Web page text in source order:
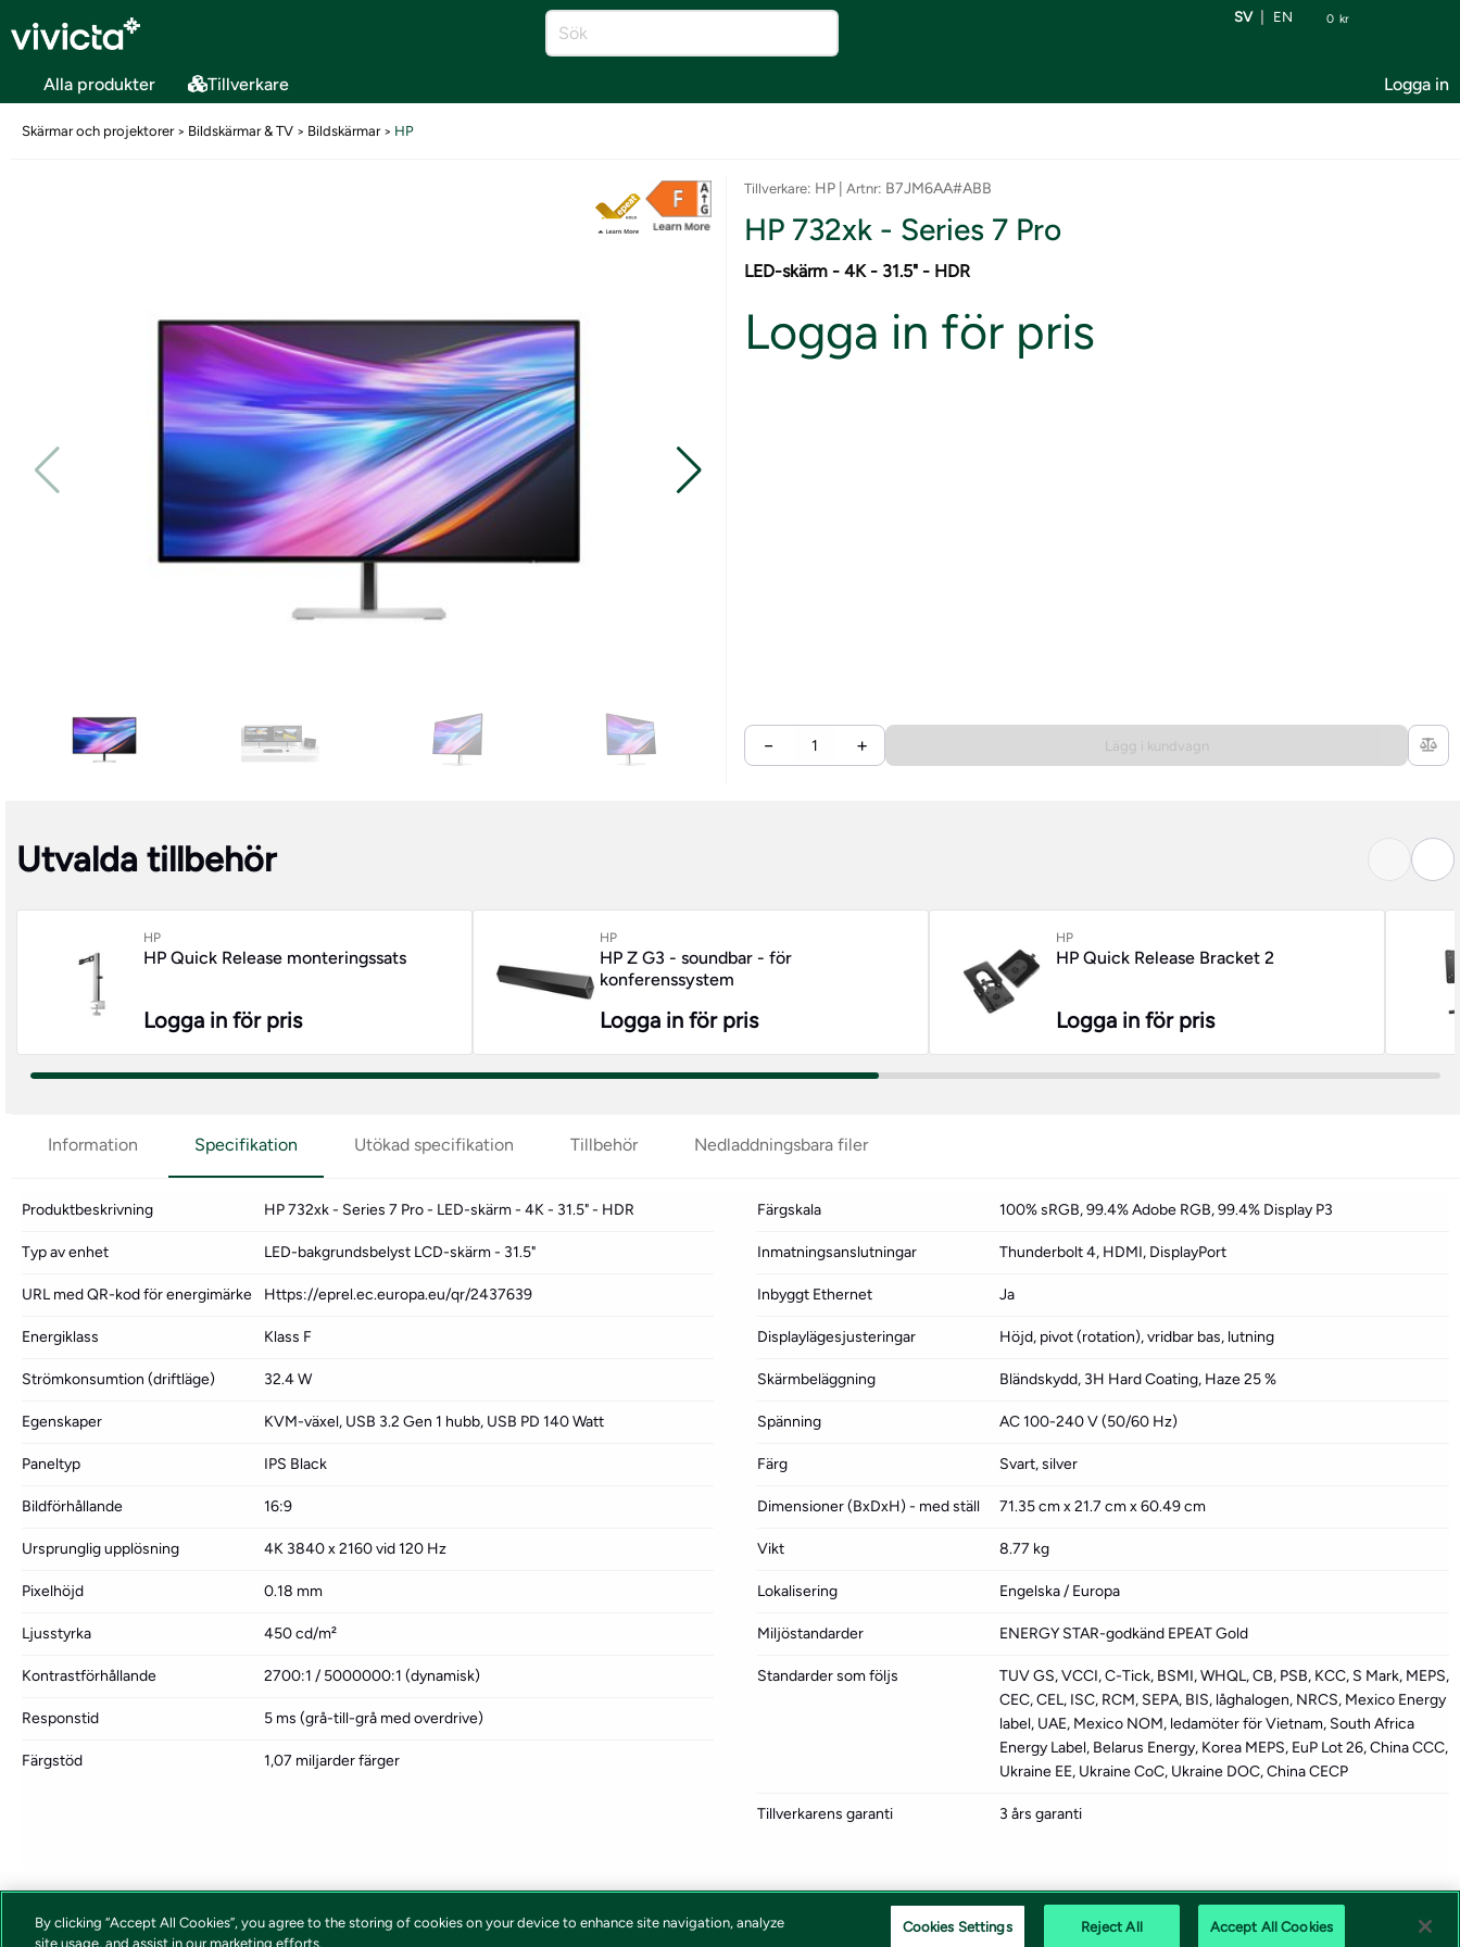
SV EN 0 kr
Alla produkter Tillverkare Logga in
Skärmar och projektorer> Bildskärmar & TV > Bildskärmar> HP
Tillverkare: HP | Artnr: B7JM6AA#ABB
HP 732xk - Series 7 Pro
LED-skärm - 4K - 31.5" - HDR
Logga in för pris
− + Lägg i kundvagn
Utvalda tillbehör
HP
HP Quick Release monteringssats
Logga in för pris
HP
HP Z G3 - soundbar - för
konferenssystem
Logga in för pris
HP
HP Quick Release Bracket 2
Logga in för pris
Information Specifikation Utökad specifikation Tillbehör Nedladdningsbara filer
Produktbeskrivning HP 732xk - Series 7 Pro - LED-skärm - 4K - 31.5" - HDR
Typ av enhet LED-bakgrundsbelyst LCD-skärm - 31.5"
URL med QR-kod för energimärke Https://eprel.ec.europa.eu/qr/2437639
Energiklass Klass F
Strömkonsumtion (driftläge) 32.4 W
Egenskaper KVM-växel, USB 3.2 Gen 1 hubb, USB PD 140 Watt
Paneltyp IPS Black
Bildförhållande 16:9
Ursprunglig upplösning 4K 3840 x 2160 vid 120 Hz
Pixelhöjd 0.18 mm
Ljusstyrka 450 cd/m²
Kontrastförhållande 2700:1 / 5000000:1 (dynamisk)
Responstid 5 ms (grå-till-grå med overdrive)
Färgstöd 1,07 miljarder färger
Färgskala 100% sRGB, 99.4% Adobe RGB, 99.4% Display P3
Inmatningsanslutningar Thunderbolt 4, HDMI, DisplayPort
Inbyggt Ethernet Ja
Displaylägesjusteringar Höjd, pivot (rotation), vridbar bas, lutning
Skärmbeläggning Bländskydd, 3H Hard Coating, Haze 25 %
Spänning AC 100-240 V (50/60 Hz)
Färg Svart, silver
Dimensioner (BxDxH) - med ställ 71.35 cm x 21.7 cm x 60.49 cm
Vikt 8.77 kg
Lokalisering Engelska / Europa
Miljöstandarder ENERGY STAR-godkänd EPEAT Gold
Standarder som följs
TUV GS, VCCI, C-Tick, BSMI, WHQL, CB, PSB, KCC, S Mark, MEPS,
CEC, CEL, ISC, RCM, SEPA, BIS, låghalogen, NRCS, Mexico Energy
label, UAE, Mexico NOM, ledamöter för Vietnam, South Africa
Energy Label, Belarus Energy, Korea MEPS, EuP Lot 26, China CCC,
Ukraine EE, Ukraine CoC, Ukraine DOC, China CECP
Tillverkarens garanti 3 års garanti
Vivicta | 171 79 Solna |shop@vivicta.com
By clicking “Accept All Cookies”, you agree to the storing of cookies on your device to enhance site navigation, analyze
site usage, and assist in our marketing efforts.
Cookies Settings Reject All Accept All Cookies